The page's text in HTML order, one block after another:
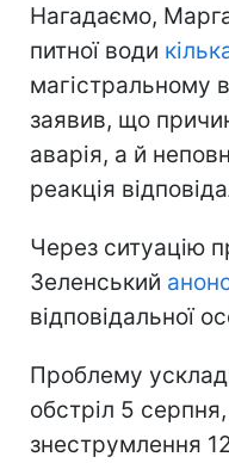
Нагадаємо,
питної води
магістральному
заявив, що
аварія, а й
реакція
Через ситуацію
Зеленський
відповідальної
Проблему
обстріл 5
знеструмлення